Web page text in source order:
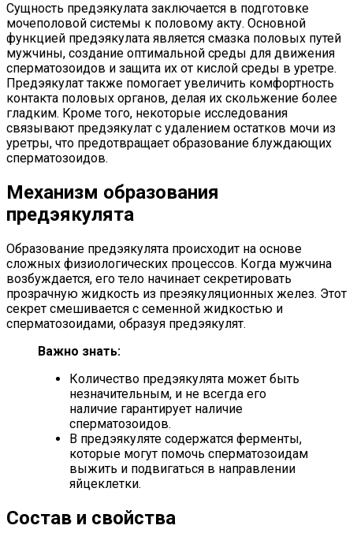
Сущность предэякулата заключается в подготовке
мочеполовой системы к половому акту. Основной
функцией предэякулата является смазка половых путей
мужчины, создание оптимальной среды для движения
сперматозоидов и защита их от кислой среды в уретре.
Предэякулат также помогает увеличить комфортность
контакта половых органов, делая их скольжение более
гладким. Кроме того, некоторые исследования
связывают предэякулат с удалением остатков мочи из
уретры, что предотвращает образование блуждающих
сперматозоидов.
Механизм образования
предэякулята
Образование предэякулята происходит на основе
сложных физиологических процессов. Когда мужчина
возбуждается, его тело начинает секретировать
прозрачную жидкость из преэякуляционных желез. Этот
секрет смешивается с семенной жидкостью и
сперматозоидами, образуя предэякулят.
Важно знать:
Количество предэякулята может быть
незначительным, и не всегда его
наличие гарантирует наличие
сперматозоидов.
В предэякуляте содержатся ферменты,
которые могут помочь сперматозоидам
выжить и подвигаться в направлении
яйцеклетки.
Состав и свойства